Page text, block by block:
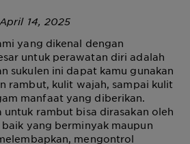
14, 2025
yang dikenal dengan
untuk perawatan diri adalah
sukulen ini dapat kamu gunakan
rambut, kulit wajah, sampai kulit
manfaat yang diberikan.
rambut bisa dirasakan oleh
yang berminyak maupun
mengontrol